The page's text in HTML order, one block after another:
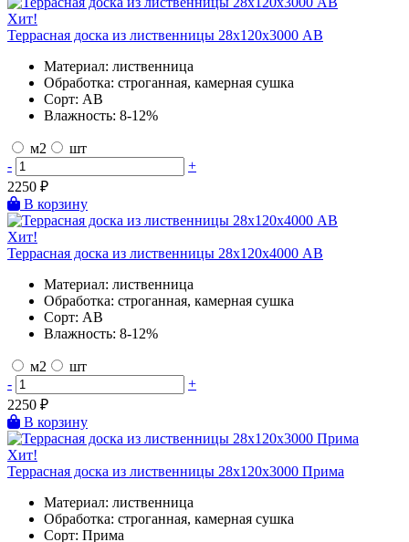
Хит!
Террасная доска из лиственницы 28х120х3000 AB
Материал: лиственница
Обработка: строганная, камерная сушка
Сорт: AB
Влажность: 8-12%
м2
шт
-
+
2250 ₽
В корзину
Хит!
Террасная доска из лиственницы 28х120х4000 AB
Материал: лиственница
Обработка: строганная, камерная сушка
Сорт: AB
Влажность: 8-12%
м2
шт
-
+
2250 ₽
В корзину
Хит!
Террасная доска из лиственницы 28х120х3000 Прима
Материал: лиственница
Обработка: строганная, камерная сушка
Сорт: Прима